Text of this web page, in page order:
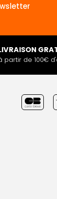
partir de 100€